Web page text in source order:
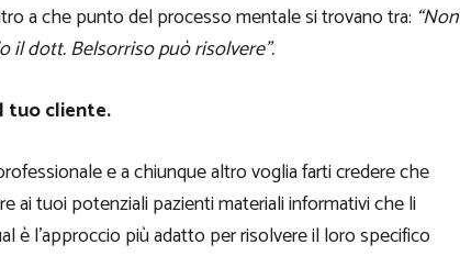
a che punto del processo mentale si trovano tra: “Non
il dott. Belsorriso può risolvere”.
tuo cliente.
e a chiunque altro voglia farti credere che
ai tuoi potenziali pazienti materiali informativi che li
è l’approccio più adatto per risolvere il loro specifico